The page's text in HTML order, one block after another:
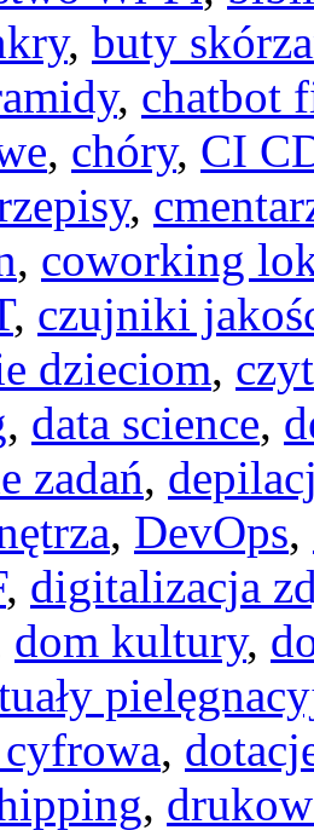
, buty
, chatbot
, chóry, CI
,
, coworking
, czujniki
dzieciom,
, data science,
zadań,
, DevOps,
, digitalizacja
dom kultury,
cyfrowa,
,